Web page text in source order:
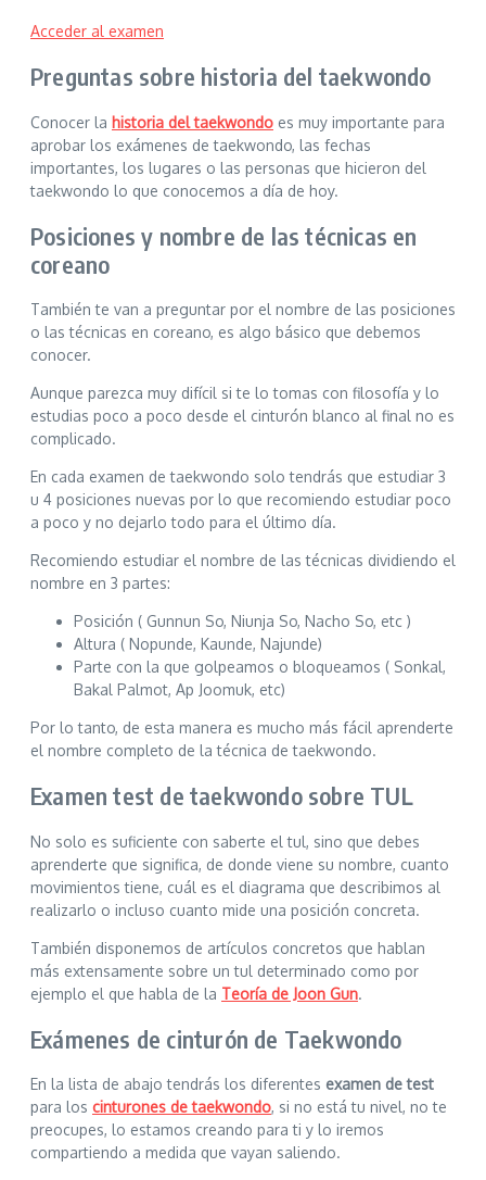
Acceder al examen
Preguntas sobre historia del taekwondo
Conocer la historia del taekwondo es muy importante para
aprobar los exámenes de taekwondo, las fechas
importantes, los lugares o las personas que hicieron del
taekwondo lo que conocemos a día de hoy.
Posiciones y nombre de las técnicas en
coreano
También te van a preguntar por el nombre de las posiciones
o las técnicas en coreano, es algo básico que debemos
conocer.
Aunque parezca muy difícil si te lo tomas con filosofía y lo
estudias poco a poco desde el cinturón blanco al final no es
complicado.
En cada examen de taekwondo solo tendrás que estudiar 3
u 4 posiciones nuevas por lo que recomiendo estudiar poco
a poco y no dejarlo todo para el último día.
Recomiendo estudiar el nombre de las técnicas dividiendo el
nombre en 3 partes:
Posición ( Gunnun So, Niunja So, Nacho So, etc )
Altura ( Nopunde, Kaunde, Najunde)
Parte con la que golpeamos o bloqueamos ( Sonkal,
Bakal Palmot, Ap Joomuk, etc)
Por lo tanto, de esta manera es mucho más fácil aprenderte
el nombre completo de la técnica de taekwondo.
Examen test de taekwondo sobre TUL
No solo es suficiente con saberte el tul, sino que debes
aprenderte que significa, de donde viene su nombre, cuanto
movimientos tiene, cuál es el diagrama que describimos al
realizarlo o incluso cuanto mide una posición concreta.
También disponemos de artículos concretos que hablan
más extensamente sobre un tul determinado como por
ejemplo el que habla de la Teoría de Joon Gun.
Exámenes de cinturón de Taekwondo
En la lista de abajo tendrás los diferentes examen de test
para los cinturones de taekwondo, si no está tu nivel, no te
preocupes, lo estamos creando para ti y lo iremos
compartiendo a medida que vayan saliendo.